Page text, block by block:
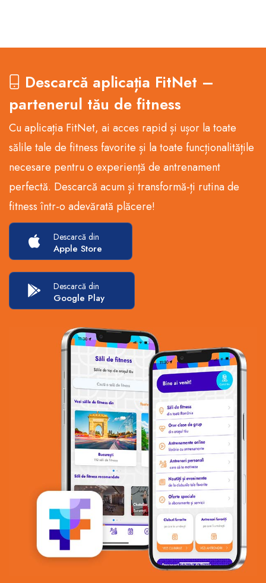
Descarcă aplicația FitNet –
partenerul tău de fitness
Cu aplicația FitNet, ai acces rapid și ușor la toate
sălile tale de fitness favorite și la toate funcționalitățile
necesare pentru o experiență de antrenament
perfectă. Descarcă acum și transformă-ți rutina de
fitness într-o adevărată plăcere!
Descarcă din
Apple Store
Descarcă din
Google Play